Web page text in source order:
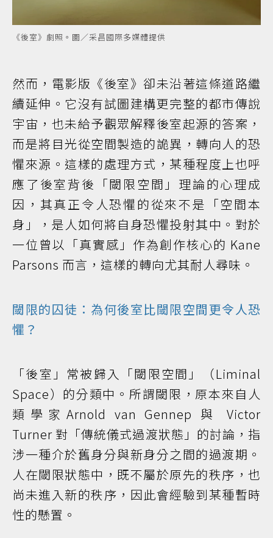
《後室》劇照。圖／采昌國際多媒體提供
然而，電影版《後室》卻未沿著這條道路繼
續延伸。它沒有試圖建構更完整的都市傳說
宇宙，也未給予觀眾解釋後室起源的答案，
而是將目光從空間製造的詭異，轉向人的恐
懼來源。這樣的處理方式，某種程度上也呼
應了後室背後「閾限空間」理論的心理成
因，其真正令人恐懼的從來不是「空間本
身」，是人如何將自身恐懼投射其中。對於
一位曾以「真實感」作為創作核心的 Kane
Parsons 而言，這樣的轉向尤其耐人尋味。
閾限的囚徒：為何後室比閾限空間更令人恐
懼？
「後室」常被歸入「閾限空間」（Liminal
Space）的分類中。所謂閾限，原本來自人
類學家Arnold van Gennep 與 Victor
Turner 對「傳統儀式過渡狀態」的討論，指
涉一種介於舊身分與新身分之間的過渡期。
人在閾限狀態中，既不屬於原先的秩序，也
尚未進入新的秩序，因此會經驗到某種暫時
性的懸置。